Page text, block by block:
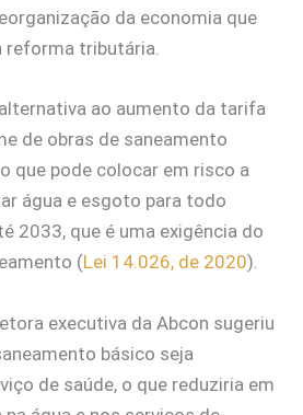
da economia que
reforma tributária.
ao aumento da tarifa
de obras de saneamento
que pode colocar em risco a
água e esgoto para todo
2033, que é uma exigência do
(Lei 14.026, de 2020).
executiva da Abcon sugeriu
básico seja
de saúde, o que reduziria em